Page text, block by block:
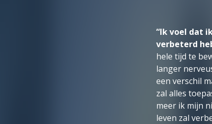
“Ik voel dat
verbeterd
hele tijd te
langer
een verschil
zal alles
meer ik mijn
leven zal